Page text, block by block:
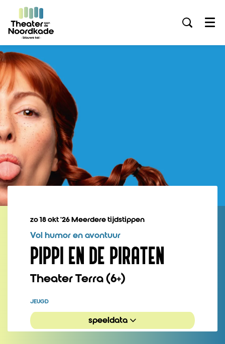
Menu
PIPPI EN DE PIRATEN
Theater Terra (6+)
Vol humor en avontuur
zo 18 okt ’26Meerdere tijdstippen
JEUGD
speeldata